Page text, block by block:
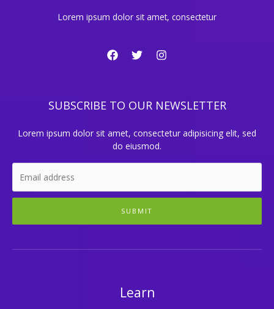
Lorem ipsum dolor sit amet, consectetur
SUBSCRIBE TO OUR NEWSLETTER
Lorem ipsum dolor sit amet, consectetur adipisicing elit, sed
do eiusmod.
SUBMIT
Learn